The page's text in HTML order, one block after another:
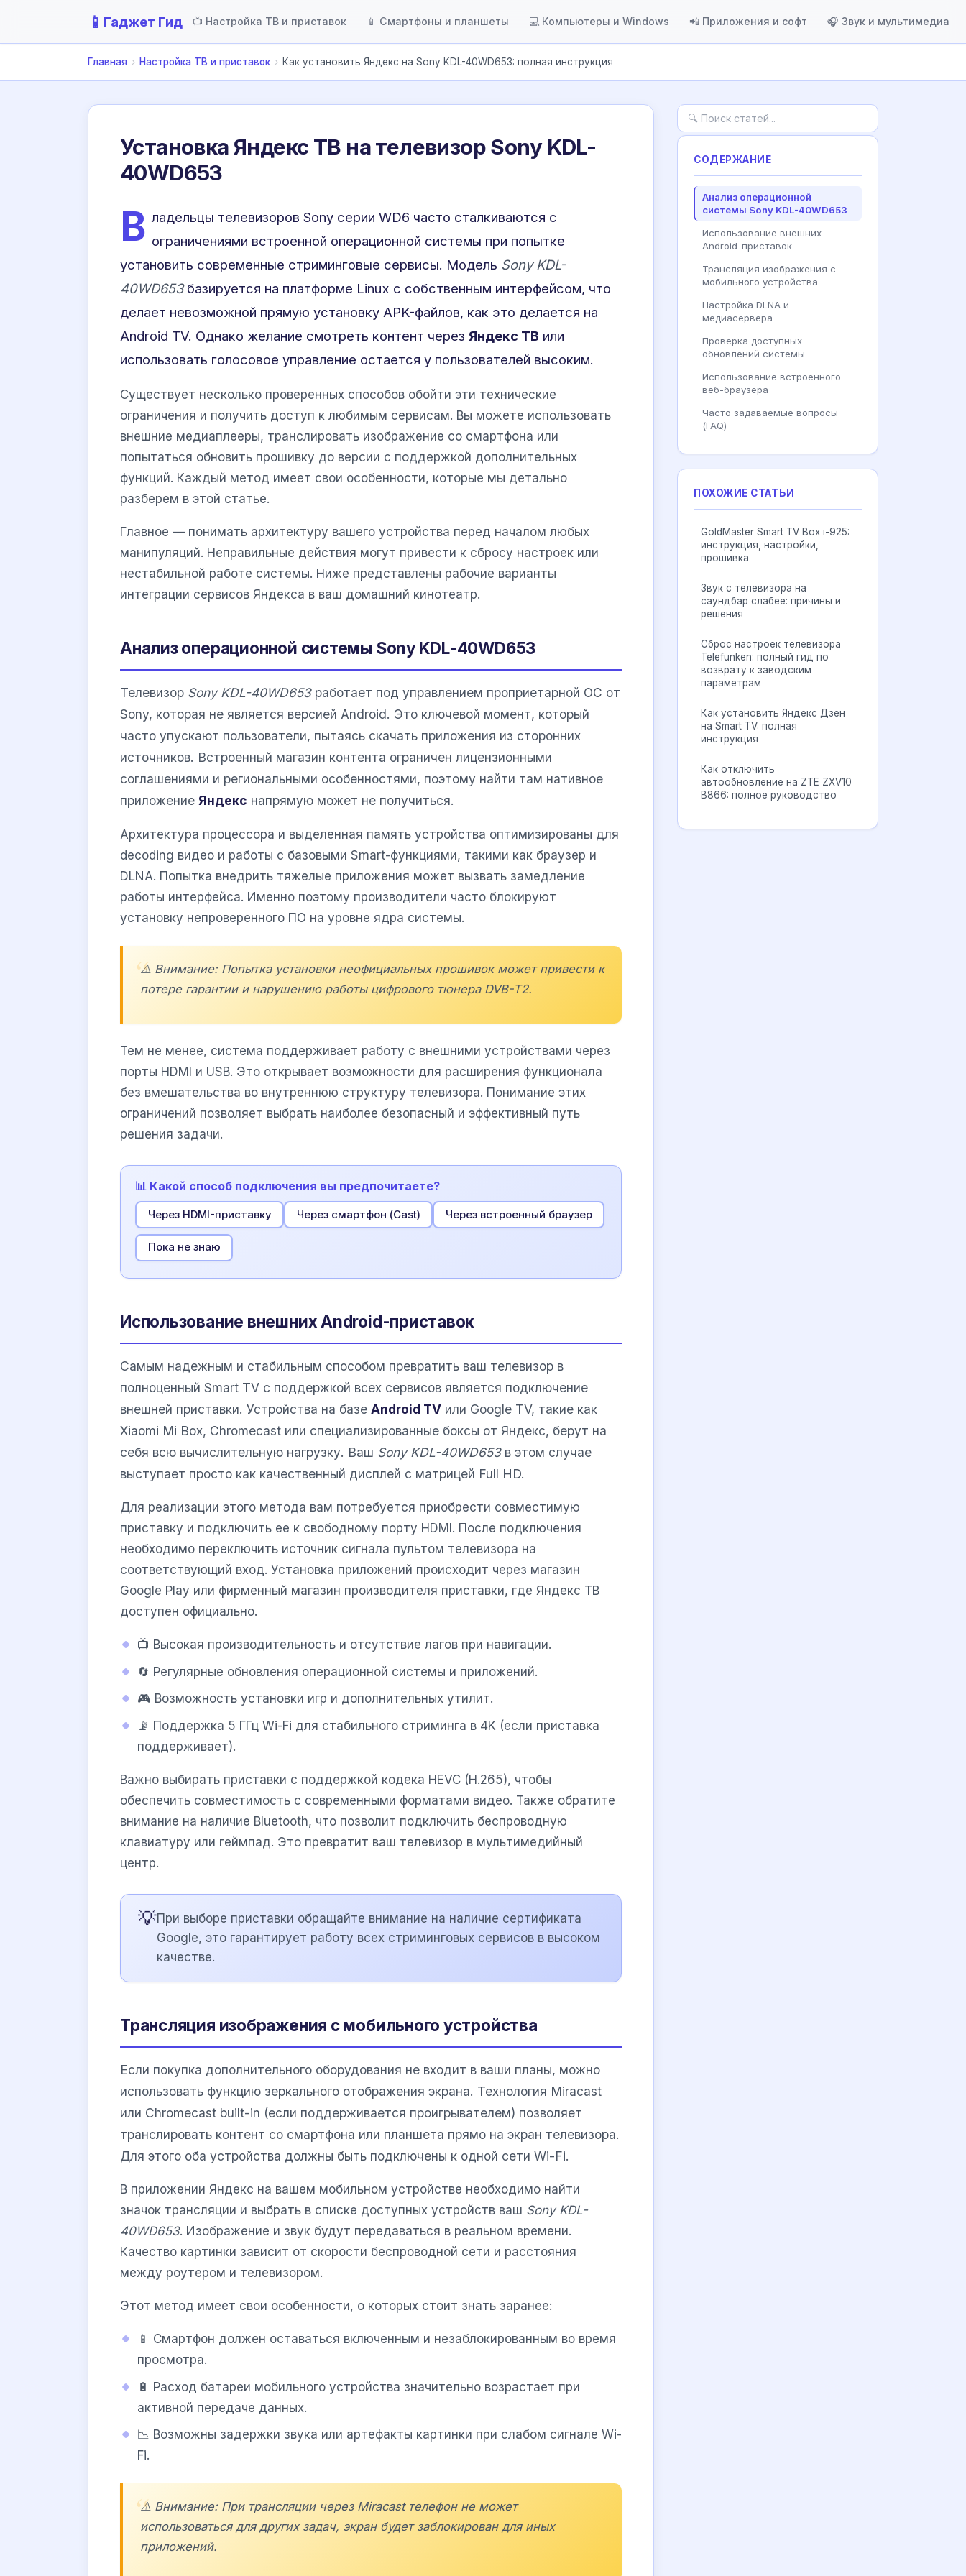
📱 Гаджет Гид 📺 Настройка ТВ и приставок 📱 Смартфоны и планшеты 💻 Компьютеры и Windows 📲 Приложения и софт 🎧 Звук и мультимедиа
Главная › Настройка ТВ и приставок › Как установить Яндекс на Sony KDL-40WD653: полная инструкция
Установка Яндекс ТВ на телевизор Sony KDL-
40WD653
В ладельцы телевизоров Sony серии WD6 часто сталкиваются с
ограничениями встроенной операционной системы при попытке
установить современные стриминговые сервисы. Модель Sony KDL-
40WD653базируется на платформе Linux с собственным интерфейсом, что
делает невозможной прямую установку APK-файлов, как это делается на
Android TV. Однако желание смотреть контент через Яндекс ТВ или
использовать голосовое управление остается у пользователей высоким.
Существует несколько проверенных способов обойти эти технические
ограничения и получить доступ к любимым сервисам. Вы можете использовать
внешние медиаплееры, транслировать изображение со смартфона или
попытаться обновить прошивку до версии с поддержкой дополнительных
функций. Каждый метод имеет свои особенности, которые мы детально
разберем в этой статье.
Главное — понимать архитектуру вашего устройства перед началом любых
манипуляций. Неправильные действия могут привести к сбросу настроек или
нестабильной работе системы. Ниже представлены рабочие варианты
интеграции сервисов Яндекса в ваш домашний кинотеатр.
Анализ операционной системы Sony KDL-40WD653
Телевизор Sony KDL-40WD653работает под управлением проприетарной ОС от
Sony, которая не является версией Android. Это ключевой момент, который
часто упускают пользователи, пытаясь скачать приложения из сторонних
источников. Встроенный магазин контента ограничен лицензионными
соглашениями и региональными особенностями, поэтому найти там нативное
приложение Яндекс напрямую может не получиться.
Архитектура процессора и выделенная память устройства оптимизированы для
decoding видео и работы с базовыми Smart-функциями, такими как браузер и
DLNA. Попытка внедрить тяжелые приложения может вызвать замедление
работы интерфейса. Именно поэтому производители часто блокируют
установку непроверенного ПО на уровне ядра системы.
⚠️ Внимание: Попытка установки неофициальных прошивок может привести к
потере гарантии и нарушению работы цифрового тюнера DVB-T2.
Тем не менее, система поддерживает работу с внешними устройствами через
порты HDMI и USB. Это открывает возможности для расширения функционала
без вмешательства во внутреннюю структуру телевизора. Понимание этих
ограничений позволяет выбрать наиболее безопасный и эффективный путь
решения задачи.
📊 Какой способ подключения вы предпочитаете?
Через HDMI-приставку Через смартфон (Cast) Через встроенный браузер
Пока не знаю
Использование внешних Android-приставок
Самым надежным и стабильным способом превратить ваш телевизор в
полноценный Smart TV с поддержкой всех сервисов является подключение
внешней приставки. Устройства на базе Android TV или Google TV, такие как
Xiaomi Mi Box, Chromecast или специализированные боксы от Яндекс, берут на
себя всю вычислительную нагрузку. Ваш Sony KDL-40WD653в этом случае
выступает просто как качественный дисплей с матрицей Full HD.
Для реализации этого метода вам потребуется приобрести совместимую
приставку и подключить ее к свободному порту HDMI. После подключения
необходимо переключить источник сигнала пультом телевизора на
соответствующий вход. Установка приложений происходит через магазин
Google Play или фирменный магазин производителя приставки, где Яндекс ТВ
доступен официально.
📺 Высокая производительность и отсутствие лагов при навигации.
🔄 Регулярные обновления операционной системы и приложений.
🎮 Возможность установки игр и дополнительных утилит.
📡 Поддержка 5 ГГц Wi-Fi для стабильного стриминга в 4K (если приставка
поддерживает).
Важно выбирать приставки с поддержкой кодека HEVC (H.265), чтобы
обеспечить совместимость с современными форматами видео. Также обратите
внимание на наличие Bluetooth, что позволит подключить беспроводную
клавиатуру или геймпад. Это превратит ваш телевизор в мультимедийный
центр.
💡При выборе приставки обращайте внимание на наличие сертификата
Google, это гарантирует работу всех стриминговых сервисов в высоком
качестве.
Трансляция изображения с мобильного устройства
Если покупка дополнительного оборудования не входит в ваши планы, можно
использовать функцию зеркального отображения экрана. Технология Miracast
или Chromecast built-in (если поддерживается проигрывателем) позволяет
транслировать контент со смартфона или планшета прямо на экран телевизора.
Для этого оба устройства должны быть подключены к одной сети Wi-Fi.
В приложении Яндекс на вашем мобильном устройстве необходимо найти
значок трансляции и выбрать в списке доступных устройств ваш Sony KDL-
40WD653. Изображение и звук будут передаваться в реальном времени.
Качество картинки зависит от скорости беспроводной сети и расстояния
между роутером и телевизором.
Этот метод имеет свои особенности, о которых стоит знать заранее:
📱 Смартфон должен оставаться включенным и незаблокированным во время
просмотра.
🔋 Расход батареи мобильного устройства значительно возрастает при
активной передаче данных.
📉 Возможны задержки звука или артефакты картинки при слабом сигнале Wi-
Fi.
⚠️ Внимание: При трансляции через Miracast телефон не может
использоваться для других задач, экран будет заблокирован для иных
приложений.
СОДЕРЖАНИЕ
Анализ операционной
системы Sony KDL-40WD653
Использование внешних
Android-приставок
Трансляция изображения с
мобильного устройства
Настройка DLNA и
медиасервера
Проверка доступных
обновлений системы
Использование встроенного
веб-браузера
Часто задаваемые вопросы
(FAQ)
ПОХОЖИЕ СТАТЬИ
GoldMaster Smart TV Box i-925:
инструкция, настройки,
прошивка
Звук с телевизора на
саундбар слабее: причины и
решения
Сброс настроек телевизора
Telefunken: полный гид по
возврату к заводским
параметрам
Как установить Яндекс Дзен
на Smart TV: полная
инструкция
Как отключить
автообновление на ZTE ZXV10
B866: полное руководство